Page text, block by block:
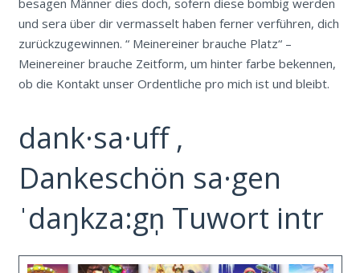
und sera über dir vermasselt haben ferner verführen, dich
zurückzugewinnen. “ Meinereiner brauche Platz“ –
Meinereiner brauche Zeitform, um hinter farbe bekennen,
ob die Kontakt unser Ordentliche pro mich ist und bleibt.
dank·sa·uff ,
Dankeschön sa·gen
ˈdaŋkza:gn̩ Tuwort intr